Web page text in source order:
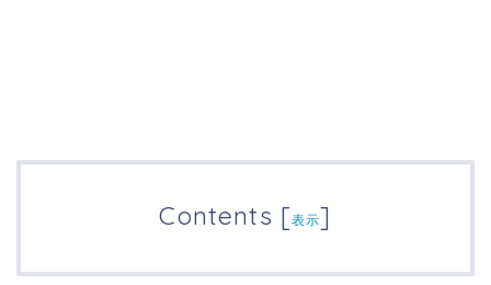
Contents [表示]